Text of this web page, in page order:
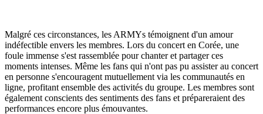
Malgré ces circonstances, les ARMYs témoignent d'un amour
indéfectible envers les membres. Lors du concert en Corée, une
foule immense s'est rassemblée pour chanter et partager ces
moments intenses. Même les fans qui n'ont pas pu assister au concert
en personne s'encouragent mutuellement via les communautés en
ligne, profitant ensemble des activités du groupe. Les membres sont
également conscients des sentiments des fans et prépareraient des
performances encore plus émouvantes.